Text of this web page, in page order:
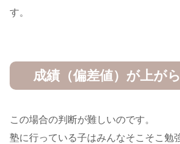
す。
成績（偏差値）が上が
この場合の判断が難しいのです。
塾に行っている子はみんなそこそこ勉